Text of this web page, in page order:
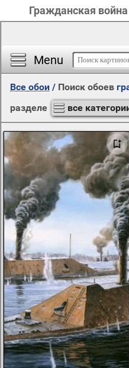
Гражданская
Menu
Все обои / Поиск обоев
разделе
все